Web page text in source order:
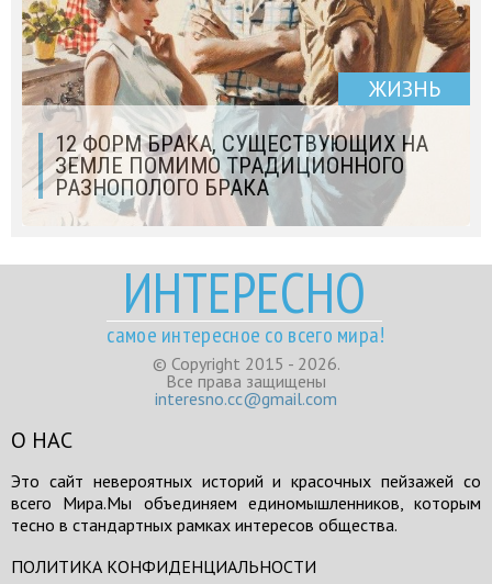
ЖИЗНЬ
12 ФОРМ БРАКА, СУЩЕСТВУЮЩИХ НА
ЗЕМЛЕ ПОМИМО ТРАДИЦИОННОГО
РАЗНОПОЛОГО БРАКА
ИНТЕРЕСНО
самое интересное со всего мира!
© Copyright 2015 - 2026.
Все права защищены
interesno.cc@gmail.com
О НАС
Это сайт невероятных историй и красочных пейзажей со
всего Мира.Мы объединяем единомышленников, которым
тесно в стандартных рамках интересов общества.
ПОЛИТИКА КОНФИДЕНЦИАЛЬНОСТИ